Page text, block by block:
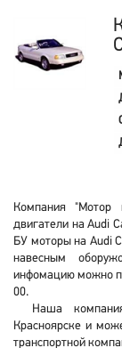
Компания "Мотор
двигатели на Audi
БУ моторы на Audi
навесным
инфомацию можно
00.
Наша
Красноярске и
транспортной